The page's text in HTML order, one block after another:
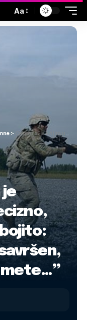
Aa
> Ovo oružje kojim upravljaju Hrvati je nevjerojatno precizno, dalekometno i ubojito: “Pogodak je bio savršen, točno u sredinu mete…”
je